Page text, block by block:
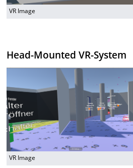
VR Image
Head-Mounted VR-System
VR Image